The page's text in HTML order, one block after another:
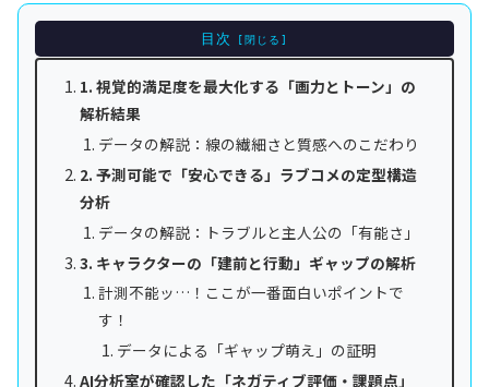
目次
1. 視覚的満足度を最大化する「画力とトーン」の
解析結果
データの解説：線の繊細さと質感へのこだわり
2. 予測可能で「安心できる」ラブコメの定型構造
分析
データの解説：トラブルと主人公の「有能さ」
3. キャラクターの「建前と行動」ギャップの解析
計測不能ッ…！ここが一番面白いポイントで
す！
データによる「ギャップ萌え」の証明
AI分析室が確認した「ネガティブ評価・課題点」